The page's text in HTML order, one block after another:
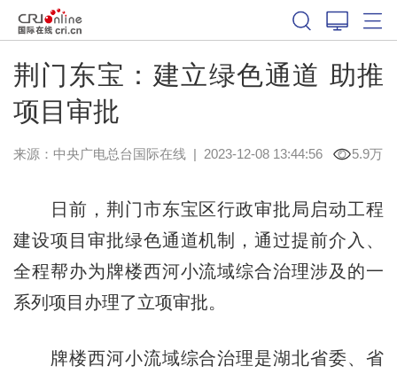
荆门东宝：建立绿色通道 助推
项目审批
来源：中央广电总台国际在线| 2023-12-08 13:44:56 5.9万
日前，荆门市东宝区行政审批局启动工程
建设项目审批绿色通道机制，通过提前介入、
全程帮办为牌楼西河小流域综合治理涉及的一
系列项目办理了立项审批。
牌楼西河小流域综合治理是湖北省委、省